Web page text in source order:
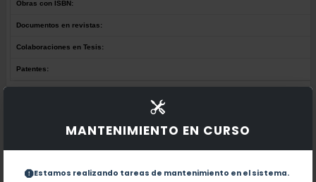
MANTENIMIENTO EN CURSO
Estamos realizando tareas de mantenimiento en el sistema.
Obras con ISBN:
Documentos en revistas:
Colaboraciones en Tesis:
Patentes:
No hay obras de este autor.
Documentos en revistas: No hay revistas de este autor.